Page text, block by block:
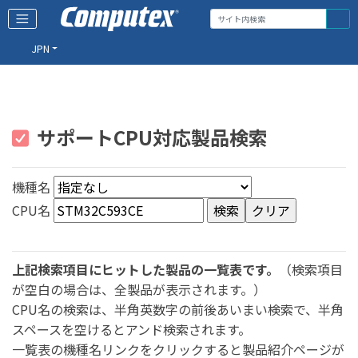
JPN
サポートCPU対応製品検索
機種名
CPU名
上記検索項目にヒットした製品の一覧表です。
（検索項目
が空白の場合は、全製品が表示されます。）
CPU名の検索は、半角英数字の前後あいまい検索で、半角
スペースを空けるとアンド検索されます。
一覧表の機種名リンクをクリックすると製品紹介ページが